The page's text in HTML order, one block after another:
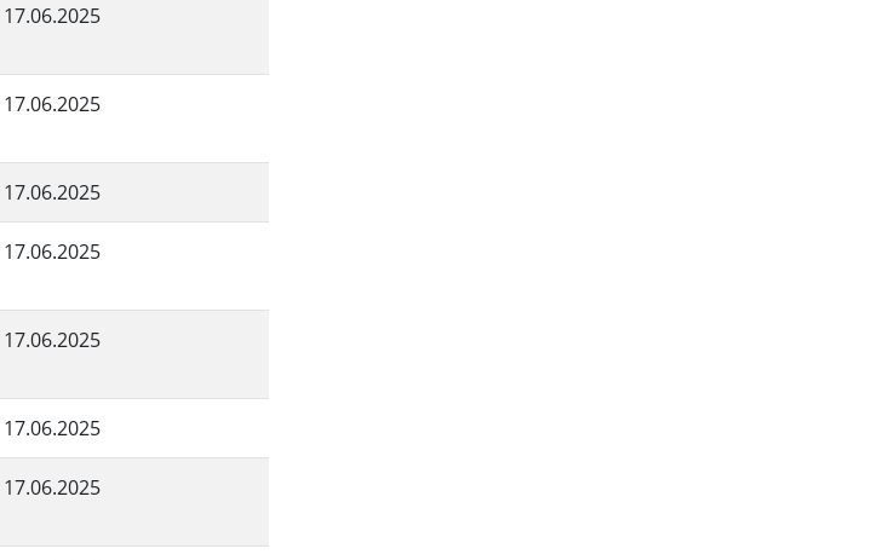
17.06.2025
17.06.2025
17.06.2025
17.06.2025
17.06.2025
17.06.2025
17.06.2025